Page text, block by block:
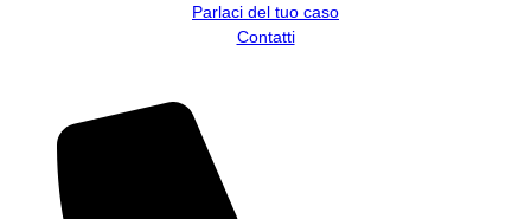
Parlaci del tuo caso
Contatti